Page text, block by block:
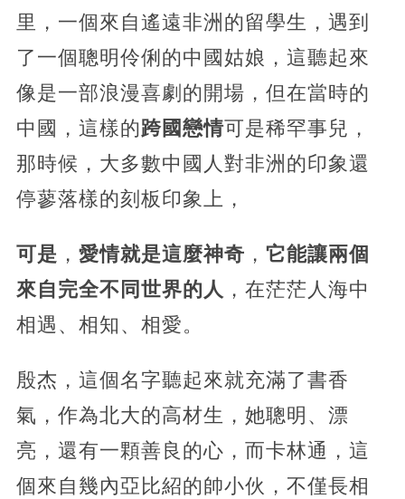
里，一個來自遙遠非洲的留學生，遇到
了一個聰明伶俐的中國姑娘，這聽起來
像是一部浪漫喜劇的開場，但在當時的
中國，這樣的跨國戀情可是稀罕事兒，
那時候，大多數中國人對非洲的印象還
停蓼落樣的刻板印象上，
可是 ， 愛情就是這麼神奇 ， 它能讓兩個
來自完全不同世界的人 ，在茫茫人海中
相遇、相知、相愛。
殷杰，這個名字聽起來就充滿了書香
氣，作為北大的高材生，她聰明、漂
亮，還有一顆善良的心，而卡林通，這
個來自幾內亞比紹的帥小伙，不僅長相